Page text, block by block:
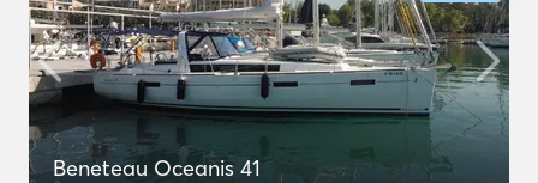
Beneteau Oceanis 41